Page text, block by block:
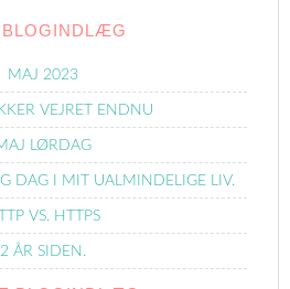
BLOGINDLÆG
MAJ 2023
VEJRET ENDNU
LØRDAG
DAG I MIT UALMINDELIGE LIV.
VS. HTTPS
2 ÅR SIDEN.